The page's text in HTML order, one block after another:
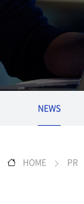
NEWS
HOME PR